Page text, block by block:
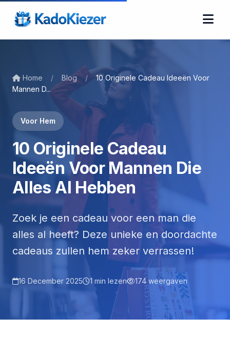
Home / Blog /
10 Originele Cadeau Ideeën Voor
Mannen D...
Voor Hem
10 Originele Cadeau
Ideeën Voor Mannen Die
Alles Al Hebben
Zoek je een cadeau voor een man die
alles al heeft? Deze unieke en doordachte
cadeaus zullen hem zeker verrassen!
16 December 2025 1 min lezen 174 weergaven